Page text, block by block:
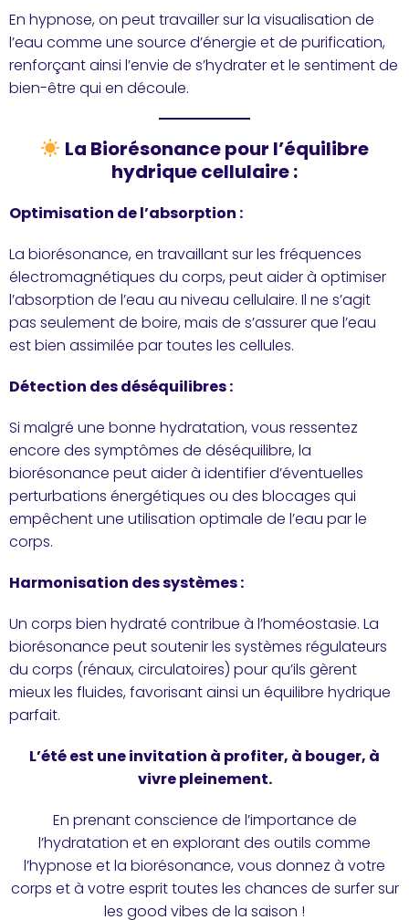
En hypnose, on peut travailler sur la visualisation de
l’eau comme une source d’énergie et de purification,
renforçant ainsi l’envie de s’hydrater et le sentiment de
bien-être qui en découle.
La Biorésonance pour l’équilibre
hydrique cellulaire :
Optimisation de l’absorption :
La biorésonance, en travaillant sur les fréquences
électromagnétiques du corps, peut aider à optimiser
l’absorption de l’eau au niveau cellulaire. Il ne s’agit
pas seulement de boire, mais de s’assurer que l’eau
est bien assimilée par toutes les cellules.
Détection des déséquilibres :
Si malgré une bonne hydratation, vous ressentez
encore des symptômes de déséquilibre, la
biorésonance peut aider à identifier d’éventuelles
perturbations énergétiques ou des blocages qui
empêchent une utilisation optimale de l’eau par le
corps.
Harmonisation des systèmes :
Un corps bien hydraté contribue à l’homéostasie. La
biorésonance peut soutenir les systèmes régulateurs
du corps (rénaux, circulatoires) pour qu’ils gèrent
mieux les fluides, favorisant ainsi un équilibre hydrique
parfait.
L’été est une invitation à profiter, à bouger, à
vivre pleinement.
En prenant conscience de l’importance de
l’hydratation et en explorant des outils comme
l’hypnose et la biorésonance, vous donnez à votre
corps et à votre esprit toutes les chances de surfer sur
les good vibes de la saison !